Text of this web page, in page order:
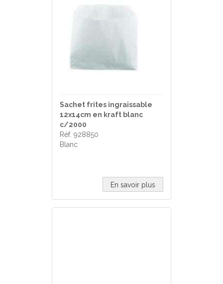
Sachet frites ingraissable
12x14cm en kraft blanc
c/2000
Réf. 928850
Blanc
En savoir plus